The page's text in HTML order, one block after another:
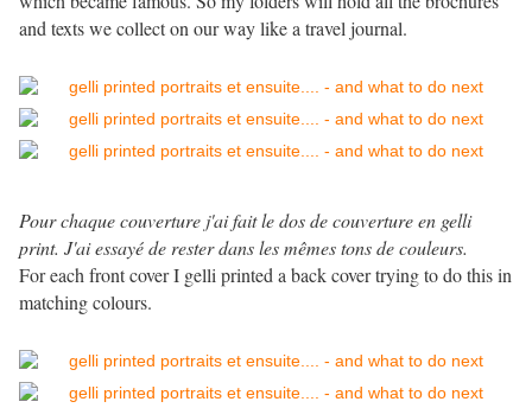
and texts we collect on our way like a travel journal.
Pour chaque couverture j'ai fait le dos de couverture en gelli
print. J'ai essayé de rester dans les mêmes tons de couleurs.
For each front cover I gelli printed a back cover trying to do this in
matching colours.